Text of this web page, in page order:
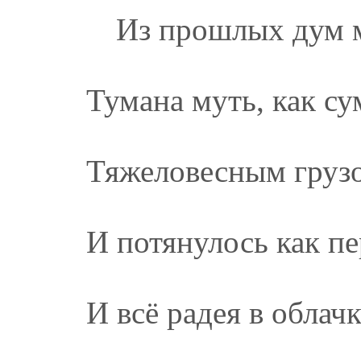
Из прошлых дум
Тумана муть, как
Тяжеловесным
И потянулось как
И всё радея в